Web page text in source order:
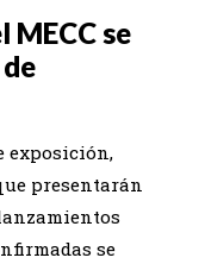
MECC se
exposición,
presentarán
se